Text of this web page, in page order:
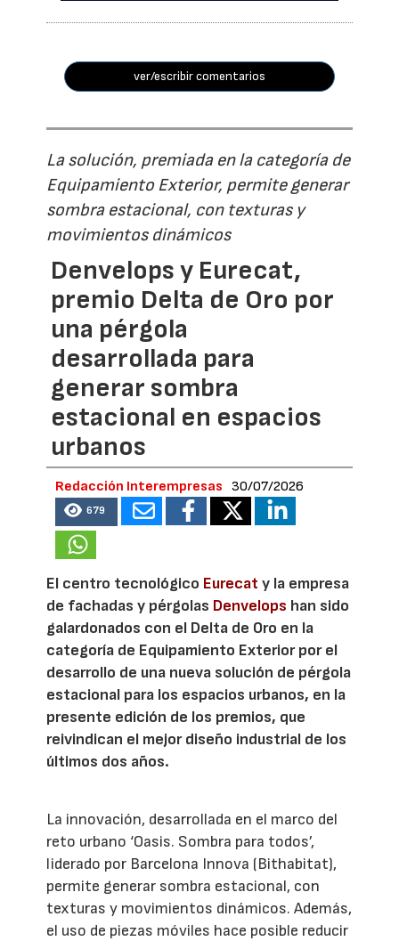
ver/escribir comentarios
La solución, premiada en la categoría de
Equipamiento Exterior, permite generar
sombra estacional, con texturas y
movimientos dinámicos
Denvelops y Eurecat,
premio Delta de Oro por
una pérgola
desarrollada para
generar sombra
estacional en espacios
urbanos
Redacción Interempresas 30/07/2026
679
El centro tecnológico Eurecat y la empresa
de fachadas y pérgolas Denvelops han sido
galardonados con el Delta de Oro en la
categoría de Equipamiento Exterior por el
desarrollo de una nueva solución de pérgola
estacional para los espacios urbanos, en la
presente edición de los premios, que
reivindican el mejor diseño industrial de los
últimos dos años.
La innovación, desarrollada en el marco del
reto urbano ‘Oasis. Sombra para todos’,
liderado por Barcelona Innova (Bithabitat),
permite generar sombra estacional, con
texturas y movimientos dinámicos. Además,
el uso de piezas móviles hace posible reducir